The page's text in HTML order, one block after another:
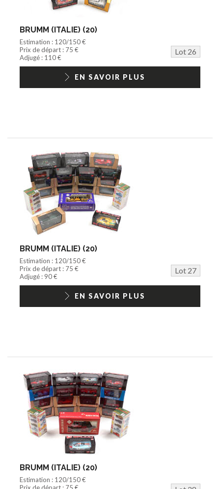
BRUMM (ITALIE) (20)
Estimation : 120/150 €
Prix de départ : 75 €
Lot 26
Adjugé : 110 €
EN SAVOIR PLUS
BRUMM (ITALIE) (20)
Estimation : 120/150 €
Prix de départ : 75 €
Lot 27
Adjugé : 90 €
EN SAVOIR PLUS
BRUMM (ITALIE) (20)
Estimation : 120/150 €
Prix de départ : 75 €